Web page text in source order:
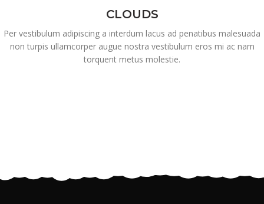
CLOUDS
Per vestibulum adipiscing a interdum lacus ad penatibus malesuada
non turpis ullamcorper augue nostra vestibulum eros mi ac nam
torquent metus molestie.